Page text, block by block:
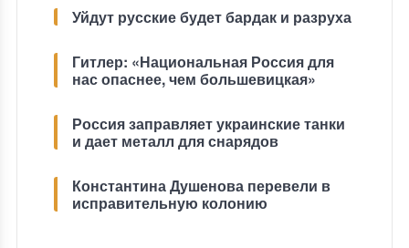
Уйдут русские будет бардак и разруха
Гитлер: «Национальная Россия для
нас опаснее, чем большевицкая»
Россия заправляет украинские танки
и дает металл для снарядов
Константина Душенова перевели в
исправительную колонию